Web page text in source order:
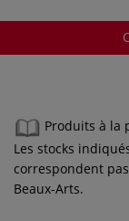
Produits à la
Les stocks
correspondent
Beaux-Arts.